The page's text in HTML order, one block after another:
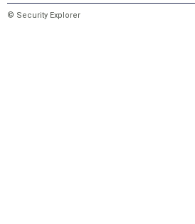
© Security Explorer